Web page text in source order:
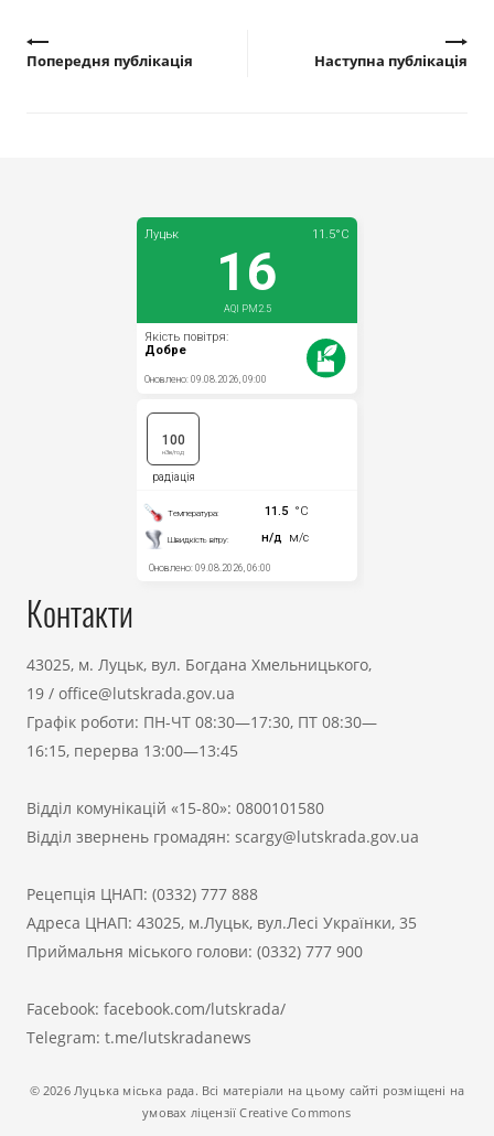
Попередня публікація Наступна публікація
Контакти
43025, м. Луцьк, вул. Богдана Хмельницького,
19 / office@lutskrada.gov.ua
Графік роботи: ПН-ЧТ 08:30—17:30, ПТ 08:30—
16:15, перерва 13:00—13:45
Відділ комунікацій «15-80»: 0800101580
Відділ звернень громадян: scargy@lutskrada.gov.ua
Рецепція ЦНАП: (0332) 777 888
Адреса ЦНАП: 43025, м.Луцьк, вул.Лесі Українки, 35
Приймальня міського голови: (0332) 777 900
Facebook: facebook.com/lutskrada/
Telegram: t.me/lutskradanews
© 2026 Луцька міська рада. Всі матеріали на цьому сайті розміщені на
умовах ліцензії Creative Commons